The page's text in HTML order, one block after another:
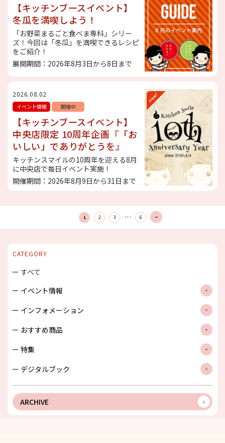
【キッチンブースイベント】
冬瓜を満喫しよう！
「お野菜まるごと食べま専科」シリー
ズ！今回は「冬瓜」を満喫できるレシピ
をご紹介！
展開期間：2026年8月3日から8日まで
2026.08.02
イベント情報 開催中
【キッチンブースイベント】
中央店限定 10周年企画『「お
いしい」でありがとうを』
キッチンスマイルの10周年を迎える8月
に中央店で毎日イベント実施！
開催期間：2026年8月9日から31日まで
1 2 3 … 6
CATEGORY
すべて
イベント情報
インフォメーション
おすすめ商品
特集
デジタルブック
ARCHIVE